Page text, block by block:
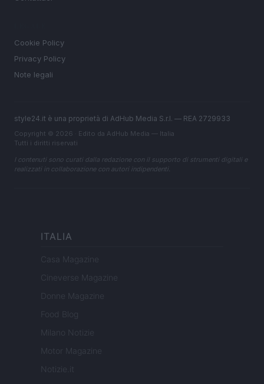
Cookie Policy
Privacy Policy
Note legali
style24.it è una proprietà di AdHub Media S.r.l. — REA 2729933
Copyright © 2026 · Edito da AdHub Media — Italia
Tutti i diritti riservati
I contenuti sono curati dalla redazione con il supporto di strumenti digitali e
realizzati in collaborazione con autori indipendenti.
ITALIA
Casa Magazine
Cineverse Magazine
Donne Magazine
Food Blog
Milano Notizie
Motor Magazine
Notizie.it